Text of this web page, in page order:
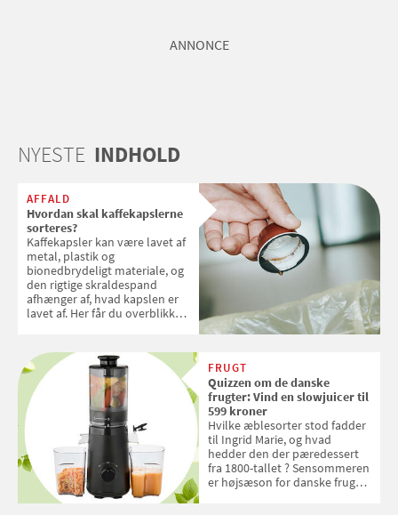
ANNONCE
NYESTE INDHOLD
AFFALD
Hvordan skal kaffekapslerne
sorteres?
Kaffekapsler kan være lavet af
metal, plastik og
bionedbrydeligt materiale, og
den rigtige skraldespand
afhænger af, hvad kapslen er
lavet af. Her får du overblikket
FRUGT
Quizzen om de danske
frugter: Vind en slowjuicer til
599 kroner
Hvilke æblesorter stod fadder
til Ingrid Marie, og hvad
hedder den der pæredessert
fra 1800-tallet ? Sensommeren
er højsæson for danske fruger,